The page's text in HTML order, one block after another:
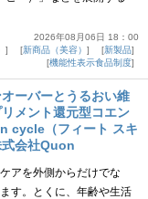
2026年08月06日 18：00
新商品（美容）
新製品
機能性表示食品制度
ーバーとうるおい維
メント還元型コエン
cycle（フィート スキ
式会社Quon
アを外側からだけでな
す。とくに、年齢や生活